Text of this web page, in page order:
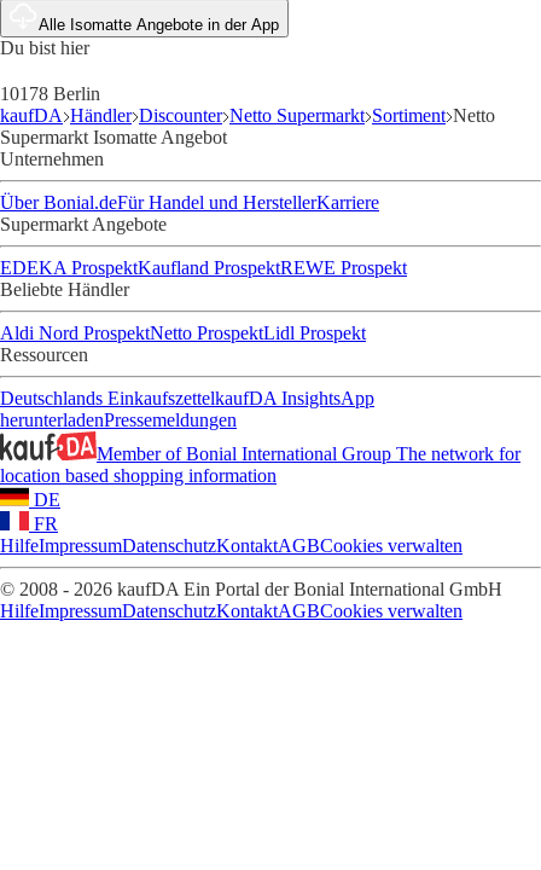
Alle Isomatte Angebote in der App
Du bist hier
10178 Berlin
kaufDA Händler Discounter Netto Supermarkt Sortiment Netto
Supermarkt Isomatte Angebot
Unternehmen
Über Bonial.deFür Handel und HerstellerKarriere
Supermarkt Angebote
EDEKA ProspektKaufland ProspektREWE Prospekt
Beliebte Händler
Aldi Nord ProspektNetto ProspektLidl Prospekt
Ressourcen
Deutschlands EinkaufszettelkaufDA InsightsApp
herunterladenPressemeldungen
Member of Bonial International Group The network for
location based shopping information
DE
FR
HilfeImpressumDatenschutzKontaktAGBCookies verwalten
© 2008 - 2026 kaufDA Ein Portal der Bonial International GmbH
HilfeImpressumDatenschutzKontaktAGBCookies verwalten